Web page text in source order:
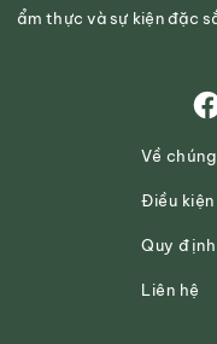
ẩm thực và sự kiện đặc
Về
Điều
Quy
Liên hệ